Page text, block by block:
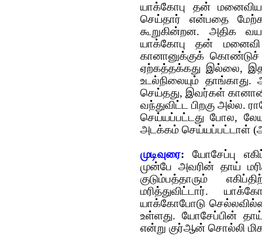
யாக்கோபு தன்
செய்தார் என்பதை
கூறுகின்றன. அதிக
யாக்கோபு தன் மனைவி
கானானுக்குக்
ஏற்கத்தக்கது இல்லை,
உடல்நிலையும்
செய்தது, இவர்கள்
வந்துவிட்ட பிறகு அல்ல.
செய்யப்பட்டது போல,
அடக்கம் செய்யப்பட்டாள்
முடிவுரை: யோசேப்பு
முன்பே அவரின் தாய்
குடும்பத்தாரும்
மரித்துவிட்டார்.
யாக்கோபோடு
உள்ளது. யோசேப்பின்
என்று குர்ஆன் சொல்லி